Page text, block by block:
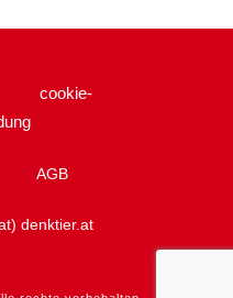
cookie-
AGB
denktier.at